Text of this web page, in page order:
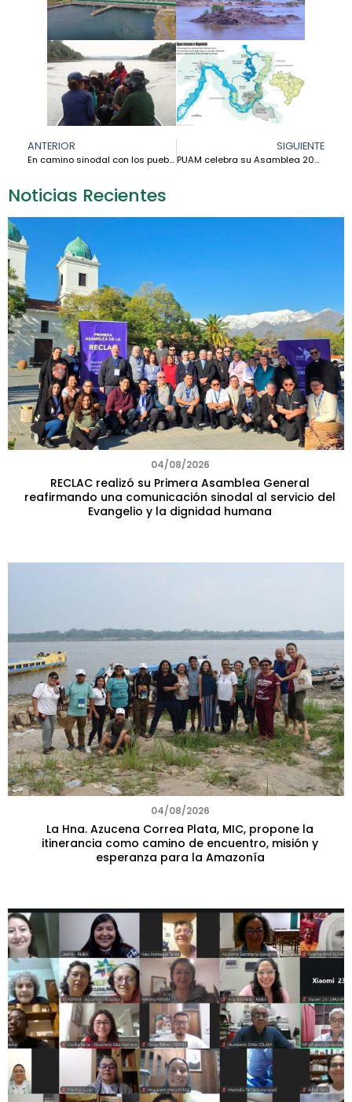
Noticias Recientes
04/08/2026
RECLAC realizó su Primera Asamblea General
reafirmando una comunicación sinodal al servicio del
Evangelio y la dignidad humana
04/08/2026
La Hna. Azucena Correa Plata, MIC, propone la
itinerancia como camino de encuentro, misión y
esperanza para la Amazonía
ANTERIOR
En camino sinodal con los pueblos indígenas: Diócesis de Mocoa-Sibundoy fortalece la Pastoral Indígena en la Amazonía colombiana
SIGUIENTE
PUAM celebra su Asamblea 2026 y reafirma su compromiso con una educación superior construida desde y para la Amazonía